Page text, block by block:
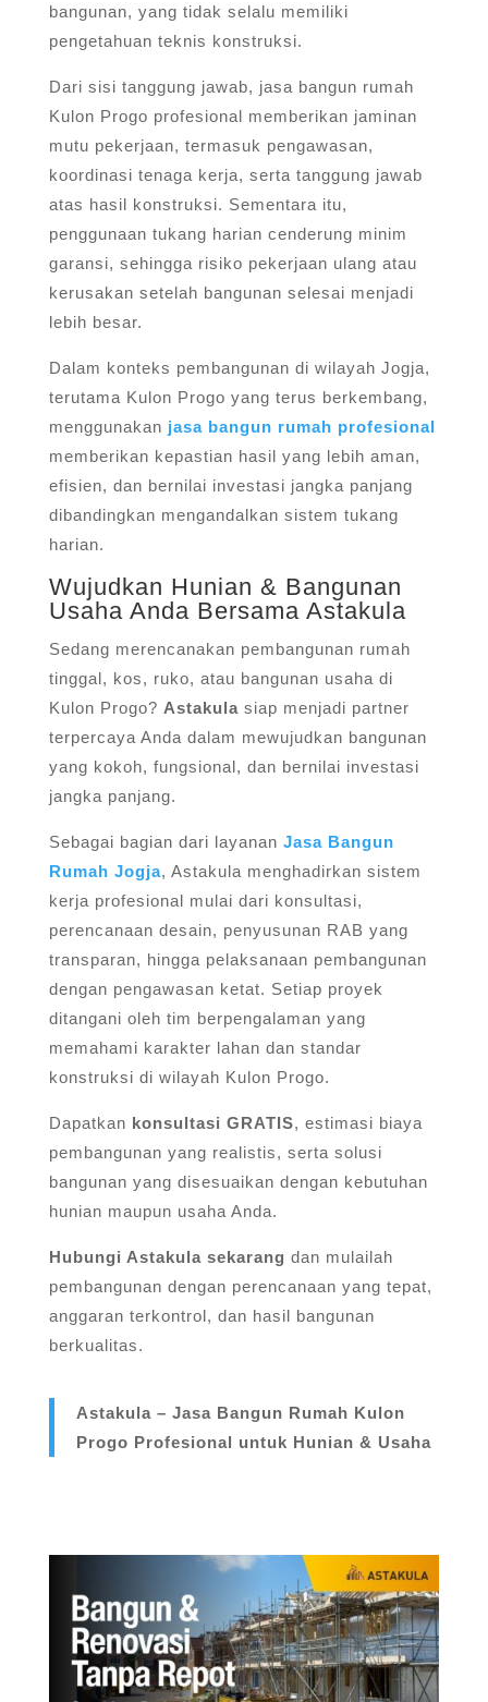
bangunan, yang tidak selalu memiliki
pengetahuan teknis konstruksi.
Dari sisi tanggung jawab, jasa bangun rumah
Kulon Progo profesional memberikan jaminan
mutu pekerjaan, termasuk pengawasan,
koordinasi tenaga kerja, serta tanggung jawab
atas hasil konstruksi. Sementara itu,
penggunaan tukang harian cenderung minim
garansi, sehingga risiko pekerjaan ulang atau
kerusakan setelah bangunan selesai menjadi
lebih besar.
Dalam konteks pembangunan di wilayah Jogja,
terutama Kulon Progo yang terus berkembang,
menggunakan jasa bangun rumah profesional
memberikan kepastian hasil yang lebih aman,
efisien, dan bernilai investasi jangka panjang
dibandingkan mengandalkan sistem tukang
harian.
Wujudkan Hunian & Bangunan
Usaha Anda Bersama Astakula
Sedang merencanakan pembangunan rumah
tinggal, kos, ruko, atau bangunan usaha di
Kulon Progo? Astakula siap menjadi partner
terpercaya Anda dalam mewujudkan bangunan
yang kokoh, fungsional, dan bernilai investasi
jangka panjang.
Sebagai bagian dari layanan Jasa Bangun
Rumah Jogja, Astakula menghadirkan sistem
kerja profesional mulai dari konsultasi,
perencanaan desain, penyusunan RAB yang
transparan, hingga pelaksanaan pembangunan
dengan pengawasan ketat. Setiap proyek
ditangani oleh tim berpengalaman yang
memahami karakter lahan dan standar
konstruksi di wilayah Kulon Progo.
Dapatkan konsultasi GRATIS, estimasi biaya
pembangunan yang realistis, serta solusi
bangunan yang disesuaikan dengan kebutuhan
hunian maupun usaha Anda.
Hubungi Astakula sekarang dan mulailah
pembangunan dengan perencanaan yang tepat,
anggaran terkontrol, dan hasil bangunan
berkualitas.
Astakula – Jasa Bangun Rumah Kulon
Progo Profesional untuk Hunian & Usaha